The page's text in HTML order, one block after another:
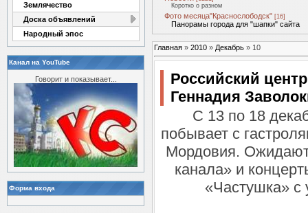
Землячество
Доска объявлений
Народный эпос
Канал на YouTube
Говорит и показывает...
Форма входа
Коротко о разном
Фото месяца"Краснослободск" [16]
Панорамы города для "шапки" сайта
Главная » 2010 » Декабрь » 10
Российский
Геннадия
С 13 по 18
побывает с
Мордовия.
канала» и
«Частушка» с